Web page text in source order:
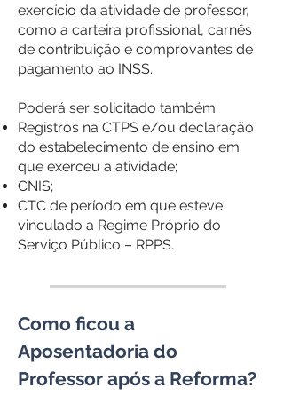
exercício da atividade de professor,
como a carteira profissional, carnês
de contribuição e comprovantes de
pagamento ao INSS.
Poderá ser solicitado também:
Registros na CTPS e/ou declaração
do estabelecimento de ensino em
que exerceu a atividade;
CNIS;
CTC de período em que esteve
vinculado a Regime Próprio do
Serviço Público – RPPS.
Como ficou a
Aposentadoria do
Professor após a Reforma?